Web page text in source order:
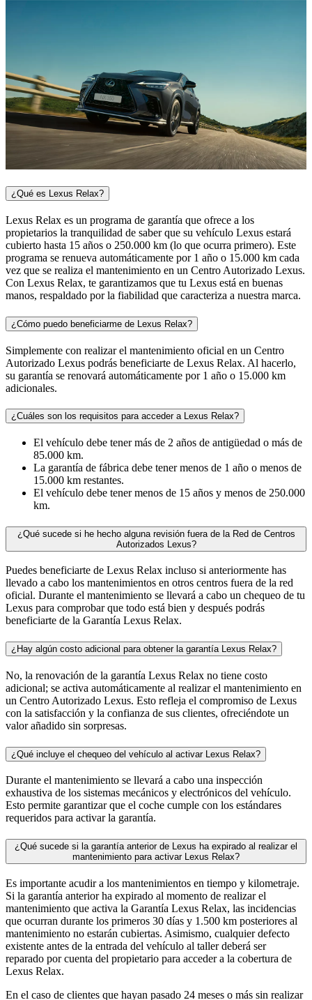
¿Qué es Lexus Relax?
Lexus Relax es un programa de garantía que ofrece a los
propietarios la tranquilidad de saber que su vehículo Lexus estará
cubierto hasta 15 años o 250.000 km (lo que ocurra primero). Este
programa se renueva automáticamente por 1 año o 15.000 km cada
vez que se realiza el mantenimiento en un Centro Autorizado Lexus.
Con Lexus Relax, te garantizamos que tu Lexus está en buenas
manos, respaldado por la fiabilidad que caracteriza a nuestra marca.
¿Cómo puedo beneficiarme de Lexus Relax?
Simplemente con realizar el mantenimiento oficial en un Centro
Autorizado Lexus podrás beneficiarte de Lexus Relax. Al hacerlo,
su garantía se renovará automáticamente por 1 año o 15.000 km
adicionales.
¿Cuáles son los requisitos para acceder a Lexus Relax?
El vehículo debe tener más de 2 años de antigüedad o más de
85.000 km.
La garantía de fábrica debe tener menos de 1 año o menos de
15.000 km restantes.
El vehículo debe tener menos de 15 años y menos de 250.000
km.
¿Qué sucede si he hecho alguna revisión fuera de la Red de Centros
Autorizados Lexus?
Puedes beneficiarte de Lexus Relax incluso si anteriormente has
llevado a cabo los mantenimientos en otros centros fuera de la red
oficial. Durante el mantenimiento se llevará a cabo un chequeo de tu
Lexus para comprobar que todo está bien y después podrás
beneficiarte de la Garantía Lexus Relax.
¿Hay algún costo adicional para obtener la garantía Lexus Relax?
No, la renovación de la garantía Lexus Relax no tiene costo
adicional; se activa automáticamente al realizar el mantenimiento en
un Centro Autorizado Lexus. Esto refleja el compromiso de Lexus
con la satisfacción y la confianza de sus clientes, ofreciéndote un
valor añadido sin sorpresas.
¿Qué incluye el chequeo del vehículo al activar Lexus Relax?
Durante el mantenimiento se llevará a cabo una inspección
exhaustiva de los sistemas mecánicos y electrónicos del vehículo.
Esto permite garantizar que el coche cumple con los estándares
requeridos para activar la garantía.
¿Qué sucede si la garantía anterior de Lexus ha expirado al realizar el
mantenimiento para activar Lexus Relax?
Es importante acudir a los mantenimientos en tiempo y kilometraje.
Si la garantía anterior ha expirado al momento de realizar el
mantenimiento que activa la Garantía Lexus Relax, las incidencias
que ocurran durante los primeros 30 días y 1.500 km posteriores al
mantenimiento no estarán cubiertas. Asimismo, cualquier defecto
existente antes de la entrada del vehículo al taller deberá ser
reparado por cuenta del propietario para acceder a la cobertura de
Lexus Relax.
En el caso de clientes que hayan pasado 24 meses o más sin realizar